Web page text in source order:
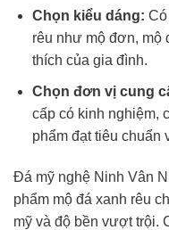
Chọn kiểu dáng:
rêu như mộ đơn, mộ
thích của gia đình.
Chọn đơn vị cung
cấp có kinh nghiệm,
phẩm đạt tiêu chuẩn
Đá mỹ nghệ Ninh Vân
phẩm mộ đá xanh rêu
mỹ và độ bền vượt trội.